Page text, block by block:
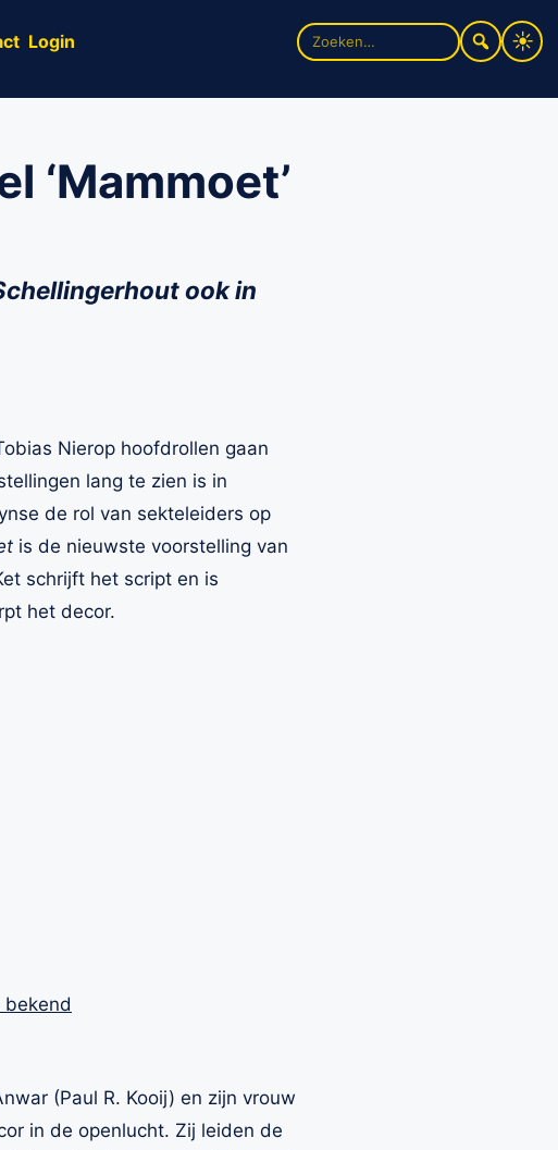
Login
Zoek
naar:
‘Mammoet’
ook in
Nierop hoofdrollen gaan
lang te zien is in
de rol van sekteleiders op
is de nieuwste voorstelling van
schrijft het script en is
het decor.
(Paul R. Kooij) en zijn vrouw
in de openlucht. Zij leiden de